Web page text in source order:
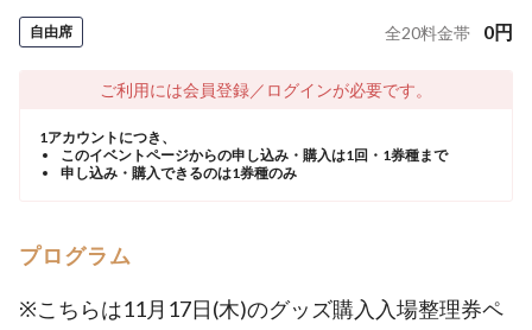
自由席 全20料金帯 0円
ご利用には会員登録／ログインが必要です。
1アカウントにつき、
このイベントページからの申し込み・購入は1回・1券種まで
申し込み・購入できるのは1券種のみ
プログラム
※こちらは11月17日(木)のグッズ購入入場整理券ペ